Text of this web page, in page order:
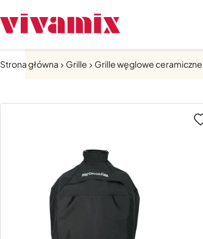
Strona główna Grille Grille węglowe ceramiczne